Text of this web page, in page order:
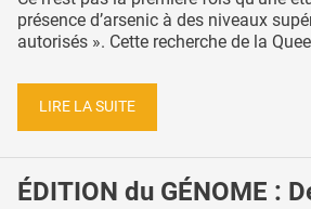
présence d’arsenic à des niveaux
autorisés ». Cette recherche de la
LIRE LA SUITE
ÉDITION du GÉNOME :